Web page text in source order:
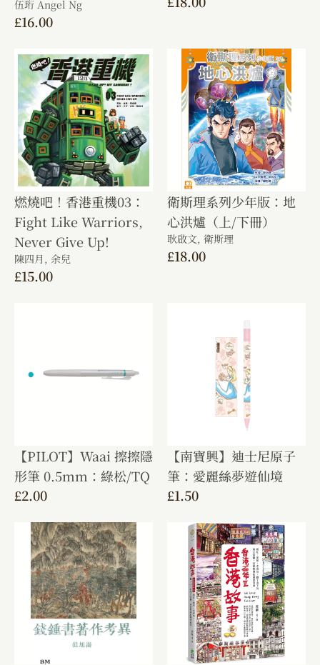
伍珩 Angel Ng
£16.00
燃燒吧！香港重機03：
Fight Like Warriors,
Never Give Up!
陳四月, 余兒
£15.00
衛斯理系列少年版：地
心洪爐（上/下冊）
耿啟文, 衛斯理
£18.00
【PILOT】Waai 擦擦隱
形筆 0.5mm：綠松/TQ
£2.00
【南寶興】迪士尼原子
筆：愛麗絲夢遊仙境
£1.50